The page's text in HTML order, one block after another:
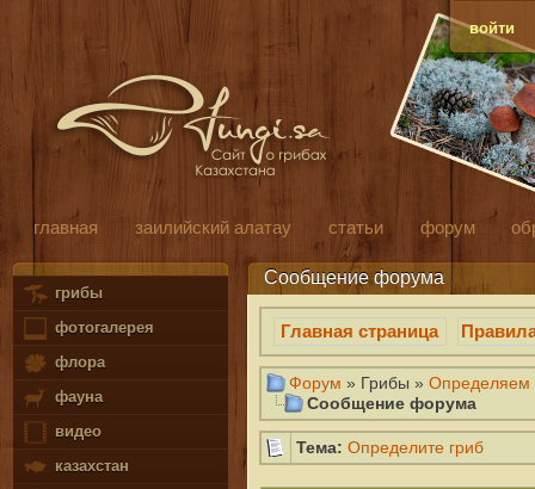
войти
главная заилийский алатау статьи форум
грибы
фотогалерея
флора
фауна
видео
казахстан
Сообщение форума
Главная страница
Форум » Грибы » Определяем
Сообщение форума
Тема: Определите гриб